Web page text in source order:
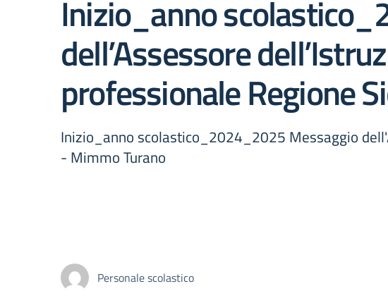
Inizio_anno
dell’Assessore
professionale Regione
Inizio_anno scolastico_2024_2025 Messaggio
- Mimmo Turano
Personale scolastico